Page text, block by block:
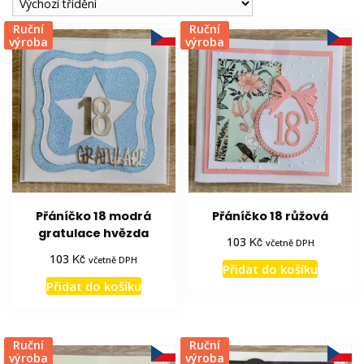
Ruční
výroba
Přáníčko 18 modrá
gratulace hvězda
103 Kč včetně DPH
Přidat do košíku
Ruční
výroba
Přáníčko 18 růžová
103 Kč včetně DPH
Přidat do košíku
Ruční
výroba
Ruční
výroba